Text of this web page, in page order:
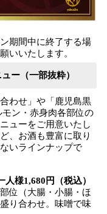
期間中に終了する場
いいたします。
ー（一部抜粋）
わせ」や「鹿児島黒
ン・赤身肉各部位の
ューをご用意いたし
、お酒も豊富に取り
いラインナップで
様1,680円（税込）
位（大腸・小腸・ほ
り合わせ。味噌で味